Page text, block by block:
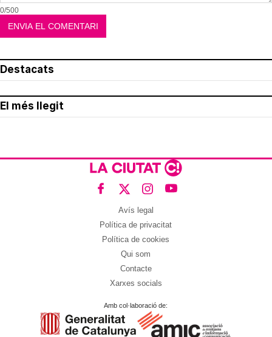
0/500
Destacats
El més llegit
Avís legal
Política de privacitat
Política de cookies
Qui som
Contacte
Xarxes socials
Amb col·laboració de: